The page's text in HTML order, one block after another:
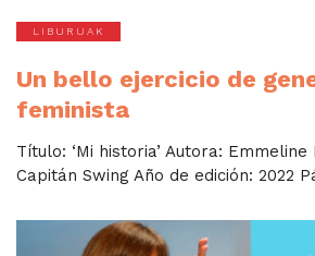
LIBURUAK
Un bello ejercicio de
feminista
Título: ‘Mi historia’ Autora:
Capitán Swing Año de edición: 2022